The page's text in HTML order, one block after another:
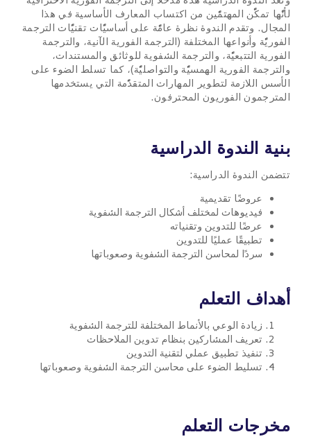
لأنّها تمكّن المهتمّين من اكتساب المعارف الأساسية في هذا
المجال. وتقدم الندوة نظرة عامّة على أساسيّات تقنيّات الترجمة
الفوريّة وأنواعها المختلفة (الترجمة الفورية الآنية، والترجمة
الفورية التتبعيّة، والترجمة الشفوية للوثائق والمستندات،
والترجمة الفورية الهمسيّة والتواصليّة)، كما تسلط الضوء على
الأسس اللازمة لتطوير المهارات المتقدّمة التي يستخدمها
المترجمون الفوريون المحترفون.
بنية الندوة الدراسية
تتضمن الندوة الدراسية:
عروضًا تقديمية
فيديوهات لمختلف أشكال الترجمة الشفوية
عرضًا للتدوين وتقنياته
تطبيقًا عمليًا للتدوين
سردًا لمحاسن الترجمة الشفوية وصعوباتها
أهداف التعلم
زيادة الوعي بالأنماط المختلفة للترجمة الشفوية
تعريف المشاركين بنظام تدوين الملاحظات
تنفيذ تطبيق عملي لتقنية التدوين
تسليط الضوء على محاسن الترجمة الشفوية وصعوباتها
مخرجات التعلم